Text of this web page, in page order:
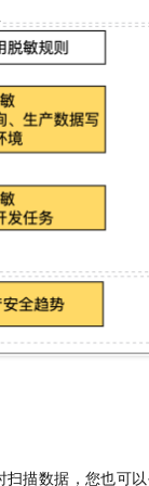
扫描数据，您也可